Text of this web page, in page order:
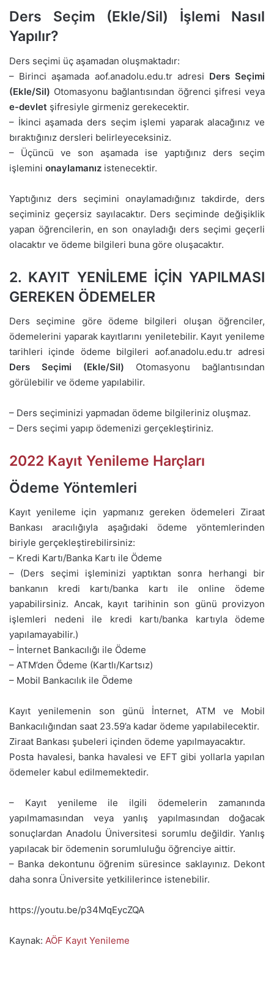
Ders Seçim (Ekle/Sil) İşlemi Nasıl
Yapılır?
Ders seçimi üç aşamadan oluşmaktadır:
– Birinci aşamada aof.anadolu.edu.tr adresi Ders Seçimi
(Ekle/Sil) Otomasyonu bağlantısından öğrenci şifresiveya
e-devlet şifresiyle girmeniz gerekecektir.
– İkinci aşamada ders seçim işlemi yaparak alacağınız ve
bıraktığınız dersleri belirleyeceksiniz.
– Üçüncü ve son aşamada ise yaptığınız ders seçim
işlemini onaylamanız istenecektir.
Yaptığınız ders seçimini onaylamadığınız takdirde, ders
seçiminiz geçersiz sayılacaktır. Ders seçiminde değişiklik
yapan öğrencilerin, en son onayladığı ders seçimi geçerli
olacaktır ve ödeme bilgileri buna göre oluşacaktır.
2. KAYIT YENİLEME İÇİN YAPILMASI
GEREKEN ÖDEMELER
Ders seçimine göre ödeme bilgileri oluşan öğrenciler,
ödemelerini yaparak kayıtlarını yeniletebilir. Kayıt yenileme
tarihleri içinde ödeme bilgileri aof.anadolu.edu.tradresi
Ders Seçimi (Ekle/Sil) Otomasyonu bağlantısından
görülebilir ve ödeme yapılabilir.
– Ders seçiminizi yapmadan ödeme bilgileriniz oluşmaz.
– Ders seçimi yapıp ödemenizi gerçekleştiriniz.
2022 Kayıt Yenileme Harçları
Ödeme Yöntemleri
Kayıt yenileme için yapmanız gereken ödemeleri Ziraat
Bankası aracılığıyla aşağıdaki ödeme yöntemlerinden
biriyle gerçekleştirebilirsiniz:
– Kredi Kartı/Banka Kartı ile Ödeme
– (Ders seçimi işleminizi yaptıktan sonra herhangi bir
bankanın kredi kartı/banka kartı ile online ödeme
yapabilirsiniz. Ancak, kayıt tarihinin son günü provizyon
işlemleri nedeni ile kredi kartı/banka kartıyla ödeme
yapılamayabilir.)
– İnternet Bankacılığı ile Ödeme
– ATM’den Ödeme (Kartlı/Kartsız)
– Mobil Bankacılık ile Ödeme
Kayıt yenilemenin son günü İnternet, ATM ve Mobil
Bankacılığından saat 23.59’a kadar ödeme yapılabilecektir.
Ziraat Bankası şubeleri içinden ödeme yapılmayacaktır.
Posta havalesi, banka havalesi ve EFT gibi yollarla yapılan
ödemeler kabul edilmemektedir.
– Kayıt yenileme ile ilgili ödemelerin zamanında
yapılmamasından veya yanlış yapılmasından doğacak
sonuçlardan Anadolu Üniversitesi sorumlu değildir. Yanlış
yapılacak bir ödemenin sorumluluğu öğrenciye aittir.
– Banka dekontunu öğrenim süresince saklayınız. Dekont
daha sonra Üniversite yetkililerince istenebilir.
https://youtu.be/p34MqEycZQA
Kaynak: AÖF Kayıt Yenileme